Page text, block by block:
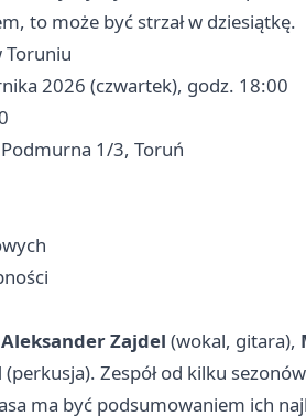
to może być strzał w dziesiątkę.
Toruniu
2026 (czwartek), godz. 18:00
1/3, Toruń
Aleksander Zajdel (wokal, gitara),
(perkusja). Zespół od kilku
ma być podsumowaniem ich